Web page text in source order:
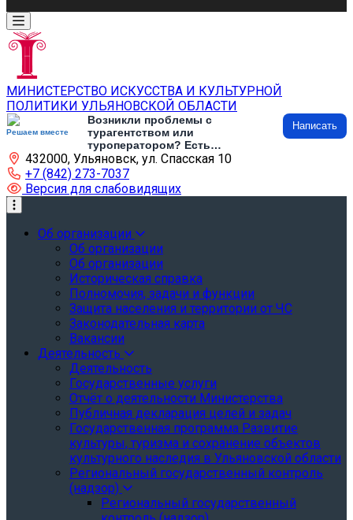
МИНИСТЕРСТВО ИСКУССТВА И КУЛЬТУРНОЙ
ПОЛИТИКИ УЛЬЯНОВСКОЙ ОБЛАСТИ
Решаем вместе
Возникли проблемы с
турагентством или
туроператором? Есть
предложения по развитию
туризма и туристической
инфраструктуры? Напишите об
этом
Написать
432000, Ульяновск, ул. Спасская 10
+7 (842) 273-7037
Версия для слабовидящих
Об организации
Об организации
Об организации
Историческая справка
Полномочия, задачи и функции
Защита населения и территории от ЧС
Законодательная карта
Вакансии
Деятельность
Деятельность
Государственные услуги
Отчёт о деятельности Министерства
Публичная декларация целей и задач
Государственная программа Развитие
культуры, туризма и сохранение объектов
культурного наследия в Ульяновской области
Региональный государственный контроль
(надзор)
Региональный государственный